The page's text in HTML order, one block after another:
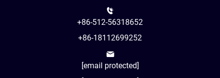
+86-512-56318652
+86-18112699252
[email protected]